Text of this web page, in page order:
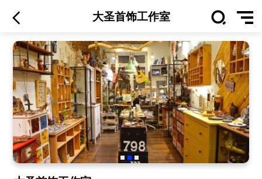
大圣首饰工作室